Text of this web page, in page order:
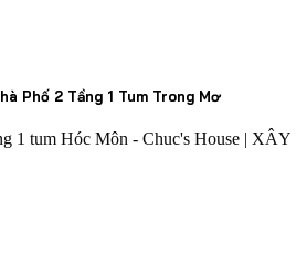
Phố 2 Tầng 1 Tum Trong Mơ